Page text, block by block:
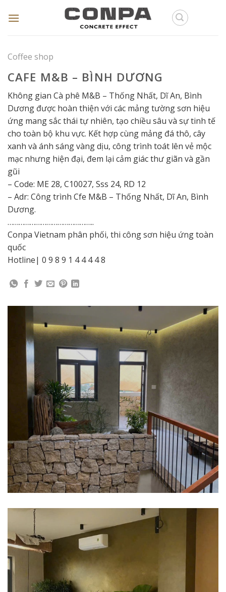
Coffee shop
CAFE M&B – BÌNH DƯƠNG
Không gian Cà phê M&B – Thống Nhất, Dĩ An, Bình
Dương được hoàn thiện với các mảng tường sơn hiệu
ứng mang sắc thái tự nhiên, tạo chiều sâu và sự tinh tế
cho toàn bộ khu vực. Kết hợp cùng mảng đá thô, cây
xanh và ánh sáng vàng dịu, công trình toát lên vẻ mộc
mạc nhưng hiện đại, đem lại cảm giác thư giãn và gần
gũi
– Code: ME 28, C10027, Sss 24, RD 12
– Adr: Công trình Cfe M&B – Thống Nhất, Dĩ An, Bình
Dương.
………………………………………..
Conpa Vietnam phân phối, thi công sơn hiệu ứng toàn
quốc
Hotline| 0 9 8 9 1 4 4 4 4 8